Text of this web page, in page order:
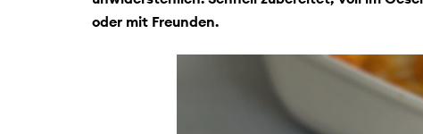
oder mit Freunden.